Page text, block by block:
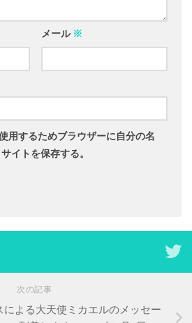
メール ※
用するためブラウザーに自分の名
イトを保存する。
次の記事
による大天使ミカエルのメッセー